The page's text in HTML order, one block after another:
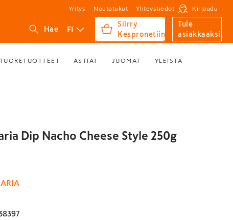
Yritys Noutotukut Yhteystiedot Kirjaudu
Hae FI
Siirry
Kespronetiin
Tule
asiakkaaksi
TUORETUOTTEET ASTIAT JUOMAT YLEISTÄ
Dip Nacho Cheese Style 250g